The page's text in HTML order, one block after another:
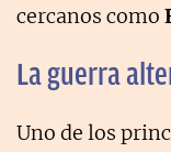
cercanos como
La guerra
Uno de los